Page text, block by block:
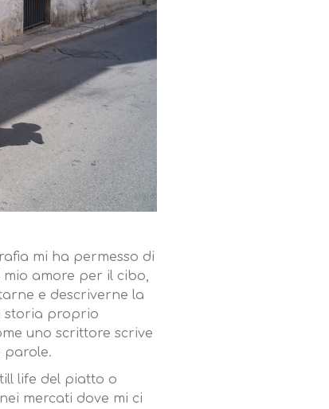
mi ha permesso di
amore per il cibo,
e descriverne la
storia proprio
uno scrittore scrive
parole.
life del piatto o
mercati dove mi ci